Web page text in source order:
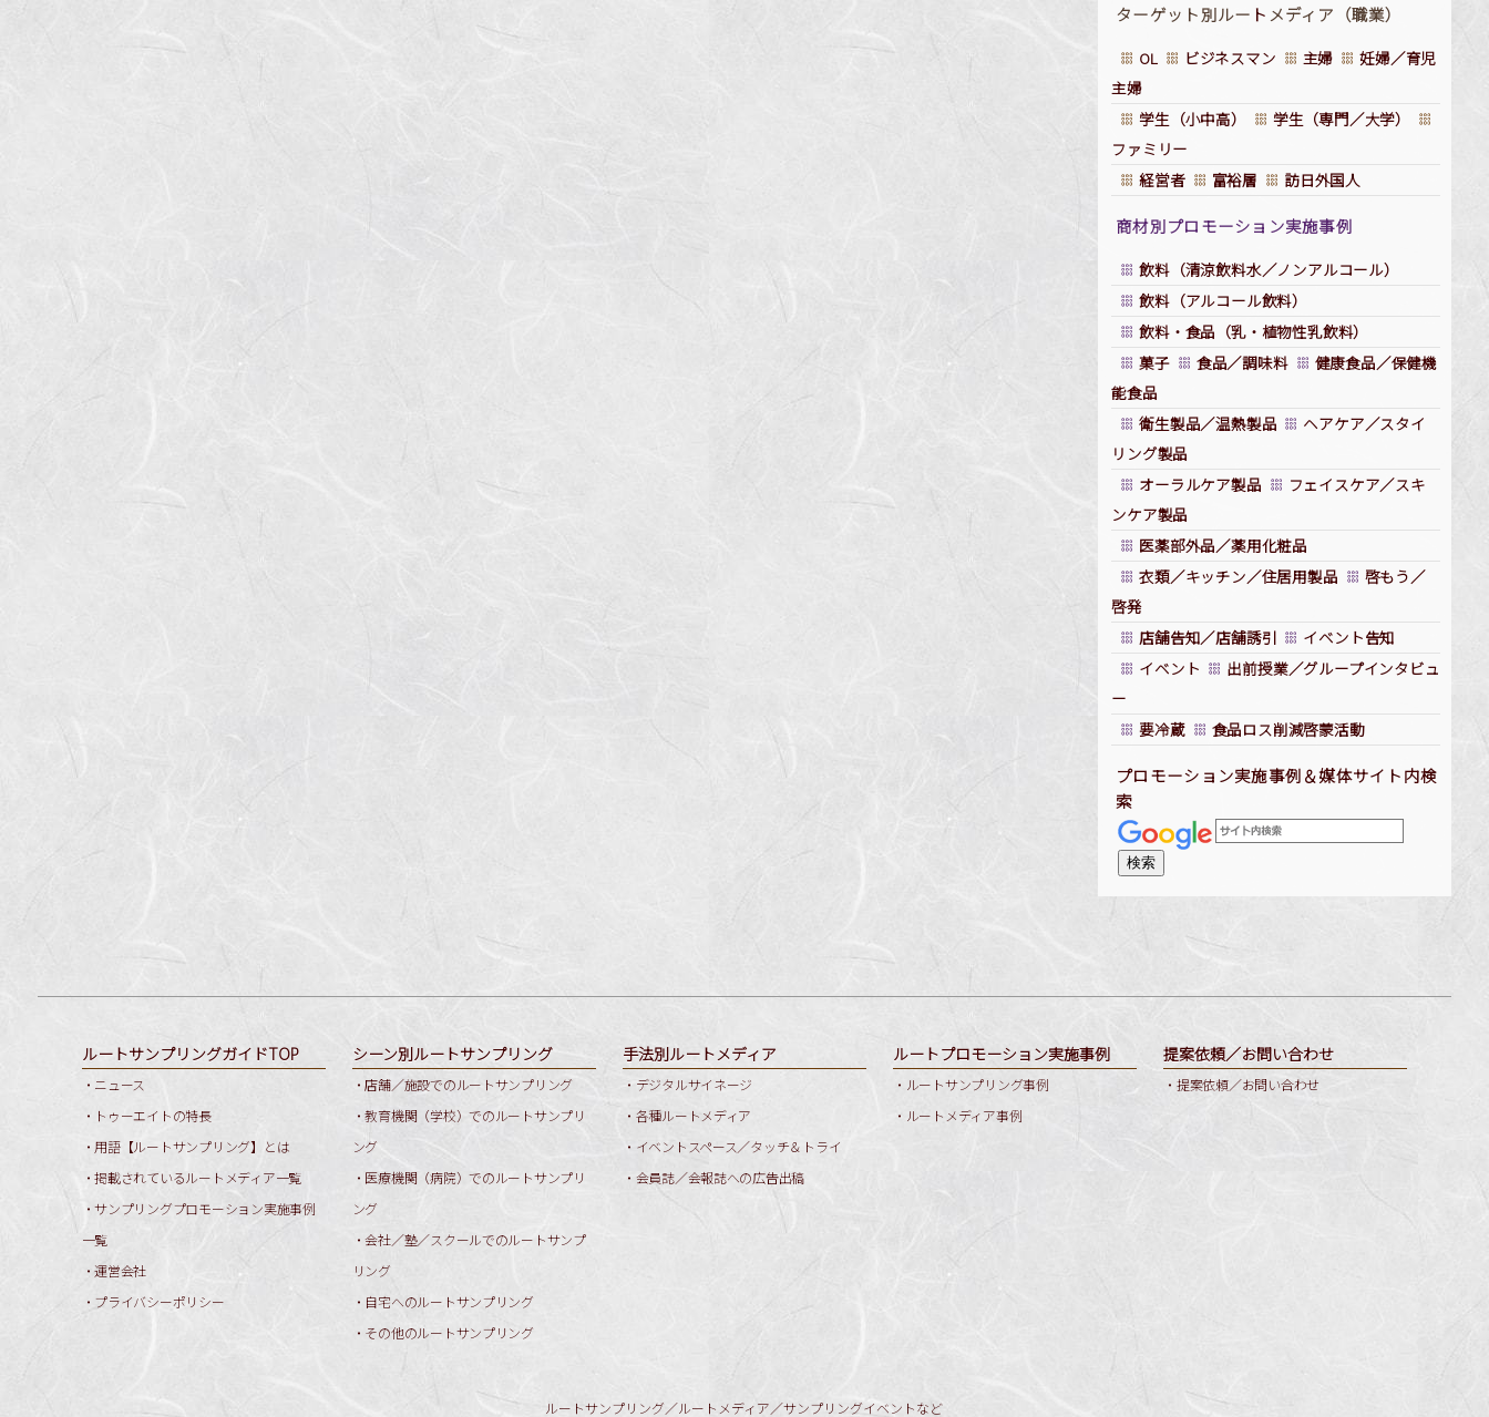
ターゲット別ルー ト メディア（職業）
OL ビジネスマン 主婦
妊婦／育児
主婦
学生（小中高）
学生（専門／大学）
ファミリー
経営者
富裕層 訪日外国人
商材別プロモーション実施事例
飲料（清涼飲料水／ノンアルコール）
飲料（アルコール飲料）
飲料・食品（乳・植物性乳飲料）
菓子
食品／調味料
健康食品／保健機
能食品
衛生製品／温熱製品
ヘアケア／スタイ
リング製品
オーラルケア製品
フェイスケア／スキ
ンケア製品
医薬部外品／薬用化粧品
衣類／キッチン／住居用製品
啓もう／
啓発
店舗告知／店舗誘引
イベント告知
イベント
出前授業／グループインタビュ
ー
要冷蔵
食品ロス削減啓蒙活動
プロモーション実施事例＆媒体サイト内検
索
ルートサンプリングガイドTOP
・ニュース
・トゥーエイトの特長
・用語【ルートサンプリング】とは
・掲載されているルートメディア一覧
・サンプリングプロモーション実施事例
一覧
・運営会社
・プライバシーポリシー
シーン別ルートサンプリング
・店舗／施設でのルートサンプリング
・教育機関（学校）でのルートサンプリ
ング
・医療機関（病院）でのルートサンプリ
ング
・会社／塾／スクールでのルートサンプ
リング
・自宅へのルートサンプリング
・その他のルートサンプリング
手法別ルートメディア
・デジタルサイネージ
・各種ルートメディア
・イベントスペース／タッチ＆トライ
・会員誌／会報誌への広告出稿
ルートプロモーション実施事例
・ルートサンプリング事例
・ルートメディア事例
提案依頼／お問い合わせ
・提案依頼／お問い合わせ
ルートサンプリング／ルートメディア／サンプリングイベントなど